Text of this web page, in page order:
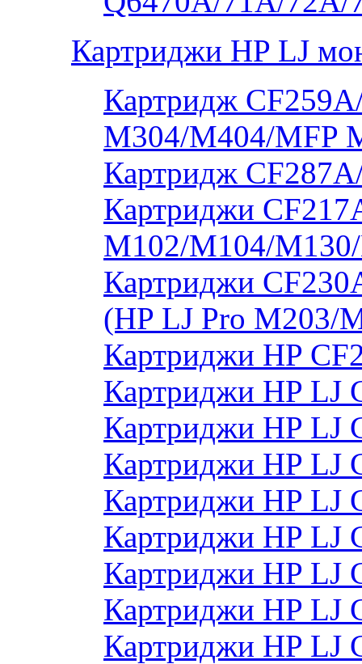
Картриджи HP LJ
Картридж
M304/M404/MFP
Картридж
Картриджи
M102/M104/
Картриджи
(HP LJ Pro M203/
Картриджи HP
Картриджи HP LJ
Картриджи HP LJ
Картриджи HP LJ
Картриджи HP LJ
Картриджи HP LJ
Картриджи HP LJ
Картриджи HP LJ
Картриджи HP LJ